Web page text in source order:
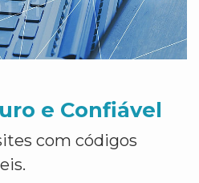
e Confiável
com códigos